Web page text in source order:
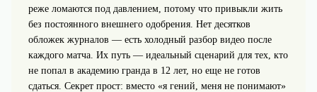
реже ломаются под давлением, потому что привыкли жить
без постоянного внешнего одобрения. Нет десятков
обложек журналов — есть холодный разбор видео после
каждого матча. Их путь — идеальный сценарий для тех, кто
не попал в академию гранда в 12 лет, но еще не готов
сдаться. Секрет прост: вместо «я гений, меня не понимают»